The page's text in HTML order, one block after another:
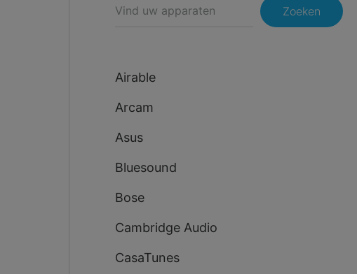
Zoeken
Airable
Arcam
Asus
Bluesound
Bose
Cambridge Audio
CasaTunes